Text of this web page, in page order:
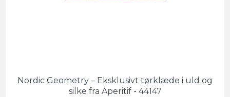
Nordic Geometry – Eksklusivt tørklæde i uld og
silke fra Aperitif - 44147